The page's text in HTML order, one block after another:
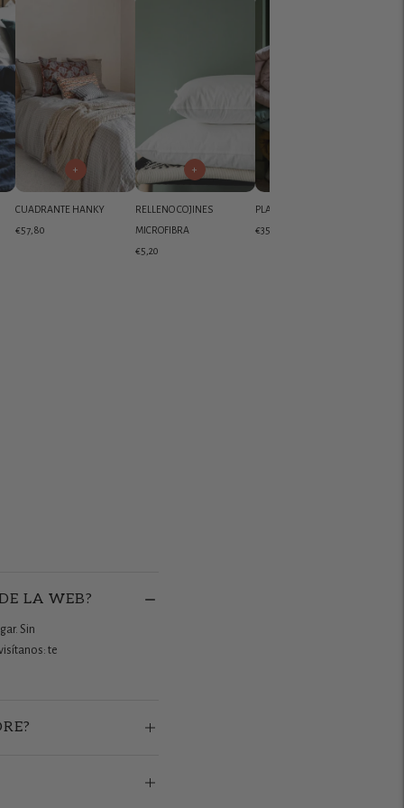
+
CUADRANTE HANKY
€57,80
+
RELLENO COJINES
MICROFIBRA
€5,20
PLAID ACOLCHADO SELENA
€355,00
LA WEB?
Sin
te